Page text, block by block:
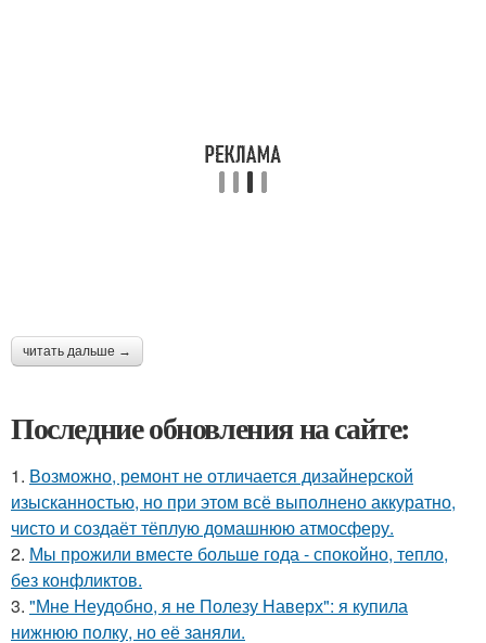
читать дальше →
Последние обновления на сайте:
1. Возможно, ремонт не отличается дизайнерской
изысканностью, но при этом всё выполнено аккуратно,
чисто и создаёт тёплую домашнюю атмосферу.
2. Мы прожили вместе больше года - спокойно, тепло,
без конфликтов.
3. "Мне Неудобно, я не Полезу Наверх": я купила
нижнюю полку, но её заняли.